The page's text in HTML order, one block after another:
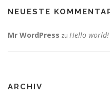
NEUESTE
Mr WordPress zu Hello world!
ARCHIV